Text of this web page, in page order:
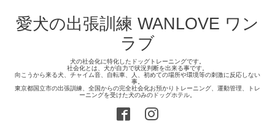
愛犬の出張訓練 WANLOVE ワン
ラブ
犬の社会化に特化したドッグトレーニングです。
社会化とは、犬が自力で状況判断を出来る事です。
向こうから来る犬、チャイム音、自転車、人、初めての場所や環境等の刺激に反応しない
事。
東京都国立市の出張訓練、全国からの完全社会化お預かりトレーニング、運動管理、トレ
ーニングを受けた犬のみのドッグホテル。